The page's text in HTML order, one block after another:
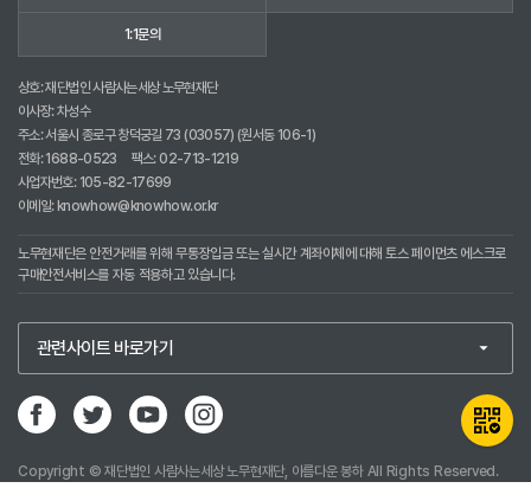
1:1문의
상호: 재단법인 사람사는세상 노무현재단
이사장: 차성수
주소: 서울시 종로구 창덕궁길 73 (03057) (원서동 106-1)
전화:1688-0523
팩스: 02-713-1219
사업자번호: 105-82-17699
이메일:knowhow@knowhow.or.kr
노무현재단은 안전거래를 위해 무통장입금 또는 실시간 계좌이체에 대해 토스 페이먼츠 에스크로
구매안전서비스를 자동 적용하고 있습니다.
Copyright © 재단법인 사람사는세상 노무현재단, 아름다운 봉하 All Rights Reserved.